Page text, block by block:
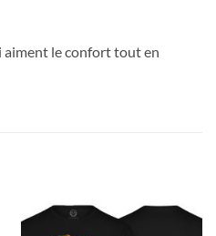
aiment le confort tout en